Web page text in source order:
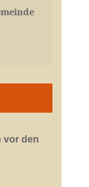
vor den